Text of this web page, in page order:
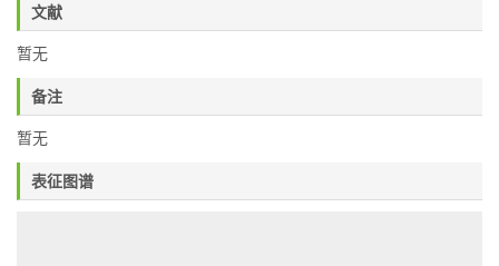
文献
暂无
备注
暂无
表征图谱